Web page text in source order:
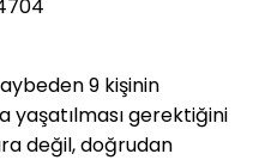
9 kişinin
yaşatılması gerektiğini
değil, doğrudan